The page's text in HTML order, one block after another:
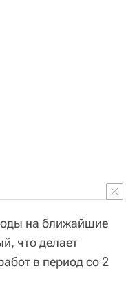
на ближайшие
что делает
в период со 2